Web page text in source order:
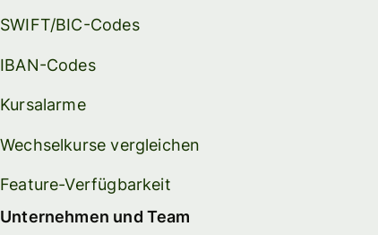
SWIFT/BIC-Codes
IBAN-Codes
Kursalarme
Wechselkurse vergleichen
Feature-Verfügbarkeit
Unternehmen und Team